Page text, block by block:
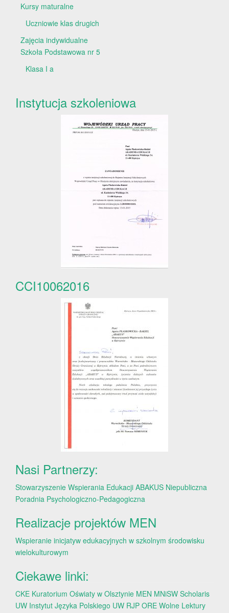
Kursy maturalne
Uczniowie klas drugich
Zajęcia indywidualne
Szkoła Podstawowa nr 5
Klasa I a
Instytucja szkoleniowa
CCI10062016
Nasi Partnerzy:
Stowarzyszenie Wspierania Edukacji ABAKUS Niepubliczna
Poradnia Psychologiczno-Pedagogiczna
Realizacje projektów MEN
Wspieranie inicjatyw edukacyjnych w szkolnym środowisku
wielokulturowym
Ciekawe linki:
CKE Kuratorium Oświaty w Olsztynie MEN MNiSW Scholaris
UW Instytut Języka Polskiego UW RJP ORE Wolne Lektury